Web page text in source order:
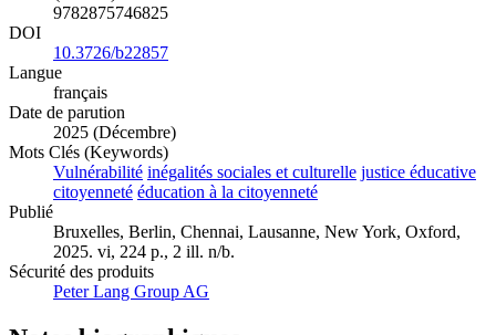
9782875746825
DOI
10.3726/b22857
Langue
français
Date de parution
2025 (Décembre)
Mots Clés (Keywords)
Vulnérabilité inégalités sociales et culturelle justice éducative
citoyenneté éducation à la citoyenneté
Publié
Bruxelles, Berlin, Chennai, Lausanne, New York, Oxford,
2025. vi, 224 p., 2 ill. n/b.
Sécurité des produits
Peter Lang Group AG